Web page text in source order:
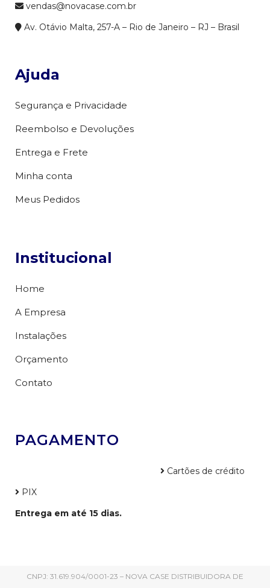
vendas@novacase.com.br
Av. Otávio Malta, 257-A – Rio de Janeiro – RJ – Brasil
Ajuda
Segurança e Privacidade
Reembolso e Devoluções
Entrega e Frete
Minha conta
Meus Pedidos
Institucional
Home
A Empresa
Instalações
Orçamento
Contato
PAGAMENTO
Cartões de crédito
PIX
Entrega em até 15 dias.
CNPJ: 31.619.904/0001-23 – NOVA CASE DISTRIBUIDORA DE